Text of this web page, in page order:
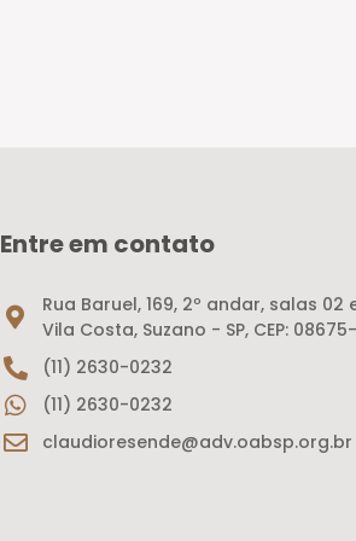
Entre em contato
Rua Baruel, 169, 2º andar, salas 02
Vila Costa, Suzano - SP, CEP:
(11) 2630-0232
(11) 2630-0232
claudioresende@adv.oabsp.org.br